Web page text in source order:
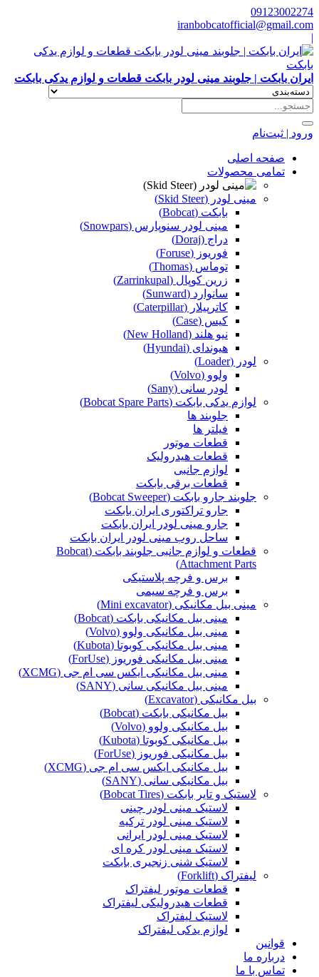
09123002274
iranbobcatofficial@gmail.com
|
ایران بابکت | جلوبند مینی لودر بابکت قطعات و لوازم یدکی بابکت
ورود | ثبت‌نام
صفحه اصلی
تمامی محصولات
مینی لودر (Skid Steer)
بابکت (Bobcat)
مینی لودر سنوپارس (Snowpars)
دراج (Doraj)
فوریوز (Foruse)
توماس (Thomas)
زرین کوپال (Zarrinkupal)
سانوارد (Sunward)
کاترپیلار (Caterpillar)
کیس (Case)
نیو هلند (New Holland)
هیوندای (Hyundai)
لودر (Loader)
ولوو (Volvo)
لودر سانی (Sany)
لوازم یدکی بابکت (Bobcat Spare Parts)
جلوبند ها
فیلتر ها
قطعات موتور
قطعات هیدرولیک
لوازم جانبی
قطعات برقی بابکت
جلوبند جارو بابکت (Bobcat Sweeper)
جارو تراکتوری ایران بابکت
جارو مینی لودر ایران بابکت
ساحل روب مینی لودر ایران بابکت
قطعات و لوازم جانبی جلوبند بابکت (Bobcat
Attachment Parts)
برس و فرچه پلاستیکی
برس و فرچه سیمی
مینی بیل مکانیکی (Mini excavator)
مینی بیل مکانیکی بابکت (Bobcat)
مینی بیل مکانیکی ولوو (Volvo)
مینی بیل مکانیکی کوبوتا (Kubota)
مینی بیل مکانیکی فوریوز (ForUse)
مینی بیل مکانیکی ایکس سی ام جی (XCMG)
مینی بیل مکانیکی سانی (SANY)
بیل مکانیکی (Excavator)
بیل مکانیکی بابکت (Bobcat)
بیل مکانیکی ولوو (Volvo)
بیل مکانیکی کوبوتا (Kubota)
بیل مکانیکی فوریوز (ForUse)
بیل مکانیکی ایکس سی ام جی (XCMG)
بیل مکانیکی سانی (SANY)
لاستیک و تایر بابکت (Bobcat Tires)
لاستیک مینی لودر چینی
لاستیک مینی لودر ترکیه
لاستیک مینی لودر ایرانی
لاستیک مینی لودر کره ای
لاستیک شنی زنجیری بابکت
لیفتراک (Forklift)
قطعات موتور لیفتراک
قطعات هیدرولیکی لیفتراک
لاستیک لیفتراک
لوازم یدکی لیفتراک
قوانین
درباره ما
تماس با ما